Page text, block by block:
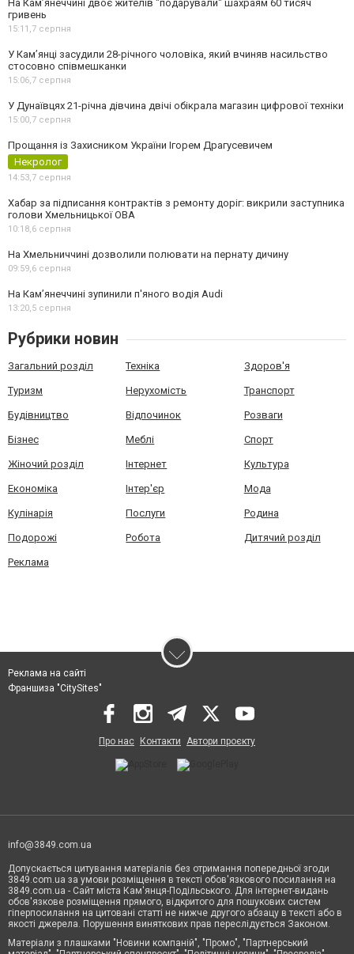
На Камʼянеччині двоє жителів "подарували" шахраям 60 тисяч
гривень
15:11,7 серпня
У Камʼянці засудили 28-річного чоловіка, який вчиняв насильство
стосовно співмешканки
15:06,7 серпня
У Дунаївцях 21-річна дівчина двічі обікрала магазин цифрової техніки
15:00,7 серпня
Прощання із Захисником України Ігорем Драгусевичем
Некролог
14:53,7 серпня
Хабар за підписання контрактів з ремонту доріг: викрили заступника
голови Хмельницької ОВА
10:18,6 серпня
На Хмельниччині дозволили полювати на пернату дичину
09:59,6 серпня
На Камʼянеччині зупинили п'яного водія Audi
13:20,5 серпня
Рубрики новин
Загальний розділ Техніка Здоров'я
Туризм Нерухомість Транспорт
Будівництво Відпочинок Розваги
Бізнес Меблі Спорт
Жіночий розділ Інтернет Культура
Економіка Інтер'єр Мода
Кулінарія Послуги Родина
Подорожі Робота Дитячий розділ
Реклама
Реклама на сайті
Франшиза "CitySites"
Про нас Контакти Автори проєкту
info@3849.com.ua
Допускається цитування матеріалів без отримання попередньої згоди
3849.com.ua за умови розміщення в тексті обов'язкового посилання на
3849.com.ua - Сайт міста Кам'янця-Подільського. Для інтернет-видань
обов'язкове розміщення прямого, відкритого для пошукових систем
гіперпосилання на цитовані статті не нижче другого абзацу в тексті або в
якості джерела. Порушення виняткових прав переслідується Законом.
Матеріали з плашками "Новини компаній", "Промо", "Партнерський